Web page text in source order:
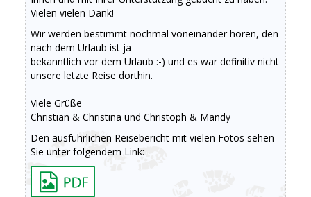
Vielen vielen Dank!
Wir werden bestimmt nochmal voneinander hören, den
nach dem Urlaub ist ja
bekanntlich vor dem Urlaub :-) und es war definitiv nicht
unsere letzte Reise dorthin.
Viele Grüße
Christian & Christina und Christoph & Mandy
Den ausführlichen Reisebericht mit vielen Fotos sehen
Sie unter folgendem Link: